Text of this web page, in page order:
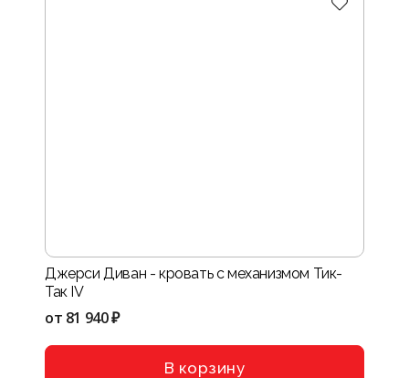
Джерси Диван - кровать с механизмом Тик-
Так IV
от 81 940 ₽
В корзину